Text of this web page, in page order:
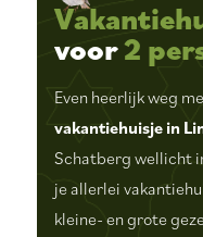
voor2
Even heerlijk weg
vakantiehuisje in
Schatberg wellicht
je allerlei
kleine- en grote